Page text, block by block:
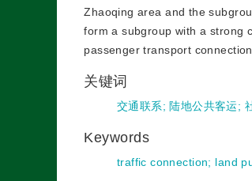
Zhaoqing area and the
form a subgroup with a strong
passenger transport
关键词
交通联系; 陆地公共客运;
Keywords
traffic connection; land